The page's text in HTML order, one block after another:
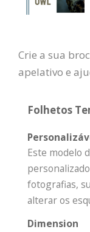
Crie a sua
apelativo e
Folhetos
Este modelo
fotografias,
alterar os
Dimension